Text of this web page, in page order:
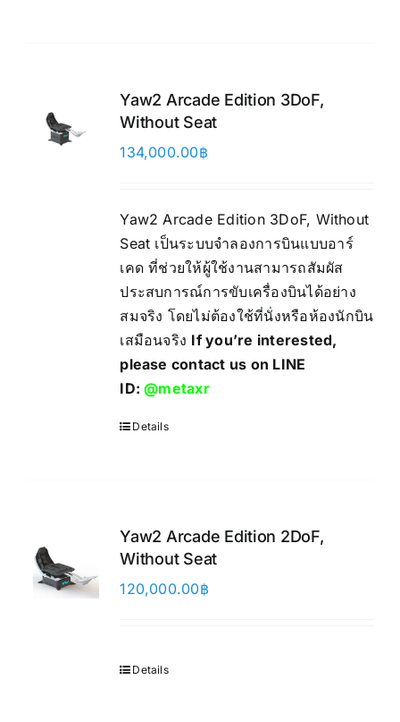
Yaw2 Arcade Edition 3DoF,
Without Seat
134,000.00฿
Yaw2 Arcade Edition 3DoF, Without
Seat เป็นระบบจำลองการบินแบบอาร์
เคด ที่ช่วยให้ผู้ใช้งานสามารถสัมผัส
ประสบการณ์การขับเครื่องบินได้อย่าง
สมจริง โดยไม่ต้องใช้ที่นั่งหรือห้องนักบิน
เสมือนจริง If you’re interested,
please contact us on LINE
ID:@metaxr
Details
Yaw2 Arcade Edition 2DoF,
Without Seat
120,000.00฿
Details